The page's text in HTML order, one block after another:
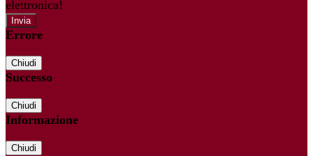
elettronica!
Errore
Chiudi
Successo
Chiudi
Informazione
Chiudi